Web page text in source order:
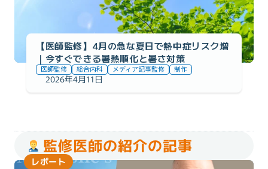
【医師監修】4月の急な夏日で熱中症リスク増
｜今すぐできる暑熱順化と暑さ対策
医師監修 総合内科 メディア記事監修 制作
2026年4月11日
監修医師の紹介の記事
レポート